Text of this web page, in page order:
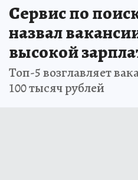
Сервис по
назвал
высокой
Топ-5 возглавляет
100 тысяч рублей